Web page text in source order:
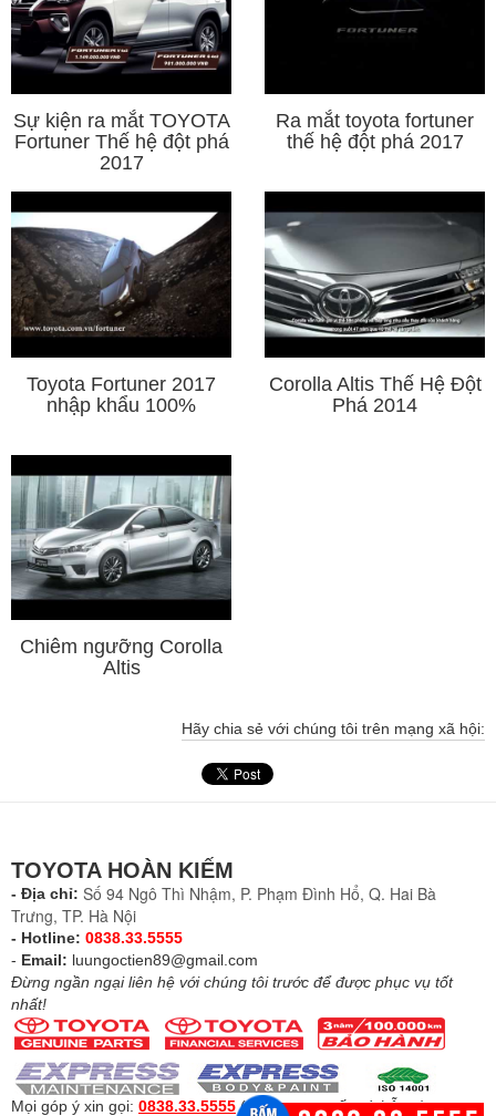
Sự kiện ra mắt TOYOTA
Fortuner Thế hệ đột phá
2017
Ra mắt toyota fortuner
thế hệ đột phá 2017
Toyota Fortuner 2017
nhập khẩu 100%
Corolla Altis Thế Hệ Đột
Phá 2014
Chiêm ngưỡng Corolla
Altis
Hãy chia sẻ với chúng tôi trên mạng xã hội:
TOYOTA HOÀN KIẾM
- Địa chỉ: Số 94 Ngô Thì Nhậm, P. Phạm Đình Hổ, Q. Hai Bà
Trưng, TP. Hà Nội
- Hotline: 0838.33.5555
- Email: luungoctien89@gmail.com
Đừng ngần ngại liên hệ với chúng tôi trước để được phục vụ tốt
nhất!
Mọi góp ý xin gọi: 0838.33.5555 (Để được tư vấn và hỗ trợ)